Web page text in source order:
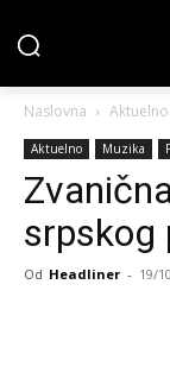
Naslovna Aktuelno
Aktuelno Muzika
srpskog
Od Headliner - 19/